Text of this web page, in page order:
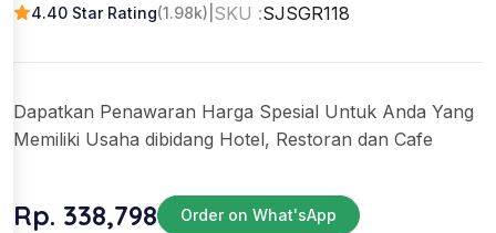
4.40 Star Rating(1.98k) SKU :SJSGR118
Dapatkan Penawaran Harga Spesial Untuk Anda Yang
Memiliki Usaha dibidang Hotel, Restoran dan Cafe
Rp. 338,798 Order on What'sApp